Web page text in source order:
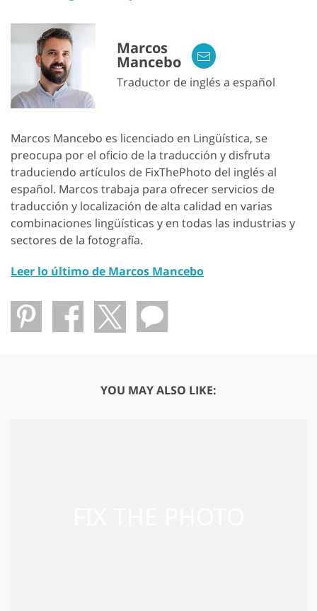
Marcos
Mancebo
Traductor de inglés a español
Marcos Mancebo es licenciado en Lingüística, se
preocupa por el oficio de la traducción y disfruta
traduciendo artículos de FixThePhoto del inglés al
español. Marcos trabaja para ofrecer servicios de
traducción y localización de alta calidad en varias
combinaciones lingüísticas y en todas las industrias y
sectores de la fotografía.
Leer lo último de Marcos Mancebo
YOU MAY ALSO LIKE: